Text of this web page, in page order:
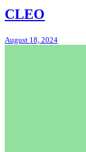
CLEO
August 18, 2024